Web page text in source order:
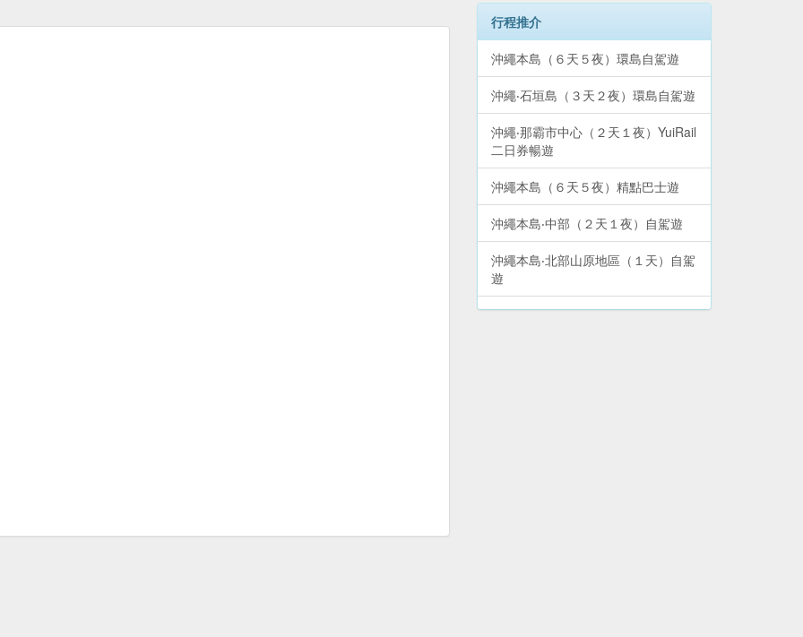
行程推介
沖繩本島（６天５夜）環島自駕遊
沖繩‧石垣島（３天２夜）環島自駕遊
沖繩‧那霸市中心（２天１夜）YuiRail
二日券暢遊
沖繩本島（６天５夜）精點巴士遊
沖繩本島‧中部（２天１夜）自駕遊
沖繩本島‧北部山原地區（１天）自駕
遊
沖繩‧宮古島（３天２夜）環島自駕遊